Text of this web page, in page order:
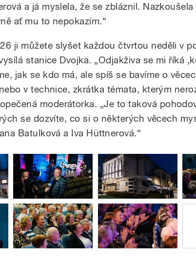
a já myslela, že se zbláznil.
ať mu to nepokazím.“
ji můžete slyšet každou čtvrtou neděli v
stanice Dvojka. „Odjakživa se mi říká
jak se kdo má, ale spíš se bavíme o
v technice, zkrátka témata, kterým
moderátorka. „Je to taková
se dozvíte, co si o některých věcech
Batulková a Iva Hüttnerová.“